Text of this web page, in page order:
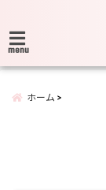
menu
ホーム